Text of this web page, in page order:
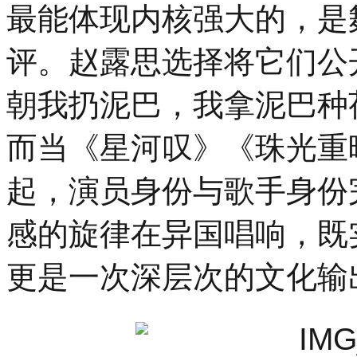
最能体现内核强大的，
评。赵露思选择将它们
朝我扔泥巴，我拿泥巴
而当《星河叹》《珠光
起，演员身份与歌手身
感的旋律在异国唱响，
更是一次深层次的文化输